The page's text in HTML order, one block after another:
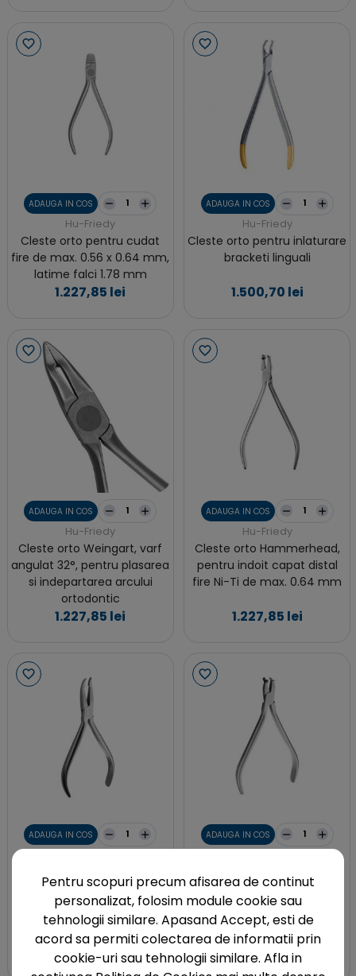
ADAUGA IN COS
Hu-Friedy
Cleste orto pentru cudat
fire de max. 0.56 x 0.64 mm,
latime falci 1.78 mm
1.227,85 lei
ADAUGA IN COS
Hu-Friedy
Cleste orto pentru inlaturare
bracketi linguali
1.500,70 lei
ADAUGA IN COS
Hu-Friedy
Cleste orto Weingart, varf
angulat 32°, pentru plasarea
si indepartarea arcului
ortodontic
1.227,85 lei
ADAUGA IN COS
Hu-Friedy
Cleste orto Hammerhead,
pentru indoit capat distal
fire Ni-Ti de max. 0.64 mm
1.227,85 lei
ADAUGA IN COS
subtire, varf angulat 32°,
pentru plasarea si
indepartarea arcului
ortodontic
1.227,85 lei
ADAUGA IN COS
subtire, pentru indoit capat
distal fire Ni-Ti de max. 0.64
mm
1.227,85 lei
Pentru scopuri precum afisarea de continut
personalizat, folosim module cookie sau
tehnologii similare. Apasand Accept, esti de
acord sa permiti colectarea de informatii prin
cookie-uri sau tehnologii similare. Afla in